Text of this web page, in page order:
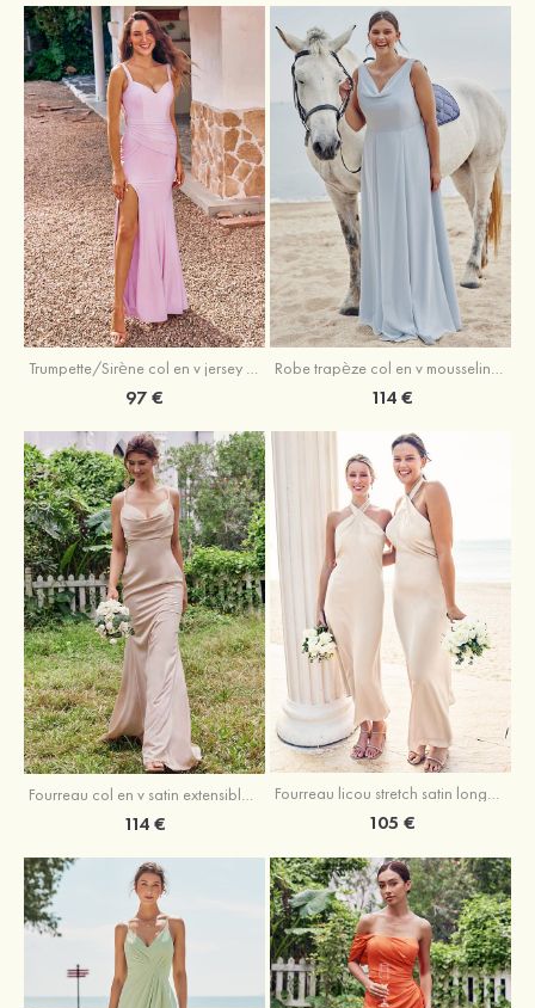
Trumpette/Sirène col en v jersey ras du sol robe de demoiselle d'honneur
97 €
Robe trapèze col en v mousseline ras du sol robe de demoiselle d'honneur
114 €
Fourreau col en v satin extensible ras du sol robe de demoiselle d'honneur
114 €
Fourreau licou stretch satin longueur cheville robe de demoiselle d'honneur
105 €